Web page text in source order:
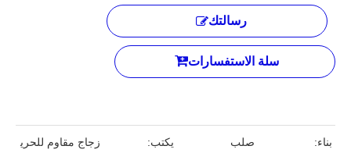
رسالتك
سلة الاستفسارات
يكتب:
زجاج مقاوم للحري
بناء: صلب